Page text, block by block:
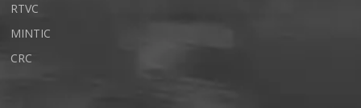
RTVC
MINTIC
CRC